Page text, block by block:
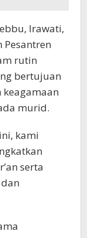
Irawati,
Pesantren
rutin
bertujuan
murid.
kami
serta